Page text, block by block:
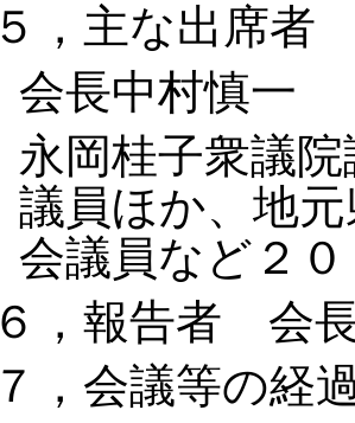
５，主な出席者
会長中村慎一
永岡桂子衆議
議員ほか、地
会議員など２
６，報告者 会
７，会議等の経